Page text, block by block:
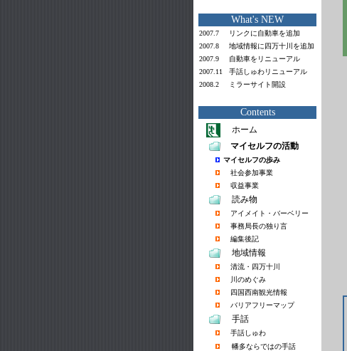
What's NEW
2007.7
リンクに自動車を追加
2007.8
地域情報に四万十川を追加
2007.9
自動車をリニューアル
2007.11
手話しゅわリニューアル
2008.2
ミラーサイト 開設
Contents
ホーム
マイセルフの活動
マイセルフの歩み
社会参加事業
収益事業
読み物
アイメイト・バーベリー
事務局長の独り言
編集後記
地域情報
清流・四万十川
川のめぐみ
四国西南観光情報
バリアフリーマップ
手話
手話しゅわ
幡多ならではの手話